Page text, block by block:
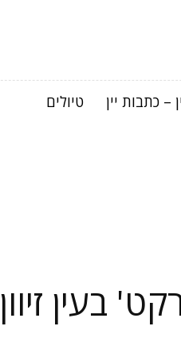
– כתבות יין טיולים
בעין זיוון